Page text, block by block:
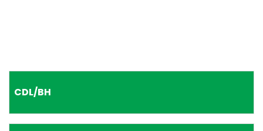
CDL/BH